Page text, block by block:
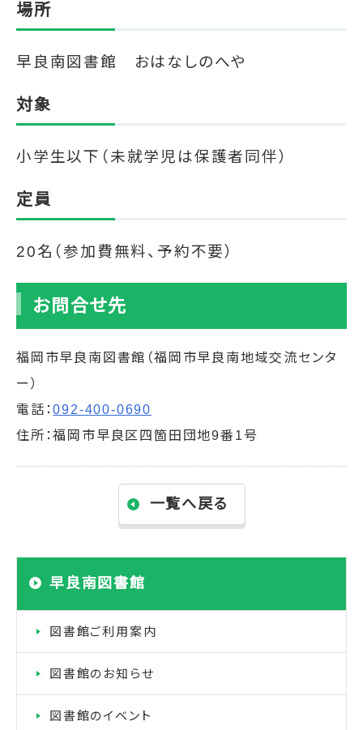
場所
早良南図書館 おはなしのへや
対象
小学生以下（未就学児 は保護者同伴）
定員
20名（参加費無料、予約不要）
お問合せ先
福岡市早良南図書館（福岡市早良南地域交流センタ
ー）
電話：092-400-0690
住所：福岡市早良区四箇田団地9番1号
一覧へ戻る
早良南図書館
図書館ご利用案内
図書館のお知らせ
図書館のイベント